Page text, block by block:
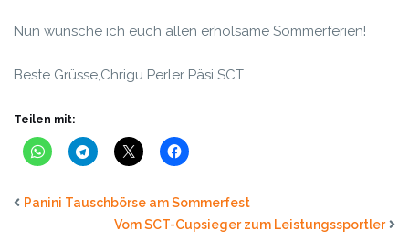
Nun wünsche ich euch allen erholsame Sommerferien!
Beste Grüsse,Chrigu Perler Päsi SCT
Teilen mit:
Panini Tauschbörse am Sommerfest
Vom SCT-Cupsieger zum Leistungssportler